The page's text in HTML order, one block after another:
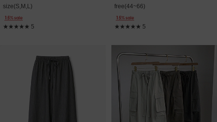
size(S,M,L)
★★★★★ 5
free(44~66)
★★★★★ 5